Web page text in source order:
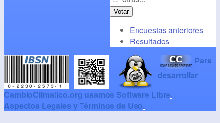
Encuestas anteriores
Resultados
Para
desarrollar
CambioClimatico.org usamos Software Libre.
Aspectos Legales y Términos de Uso.